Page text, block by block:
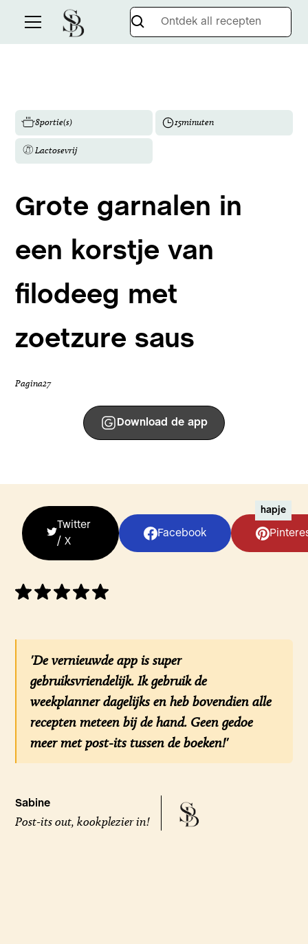
8portie(s) 15minuten
Lactosevrij
Grote garnalen in
een korstje van
filodeeg met
zoetzure saus
Pagina27
Download de app
Twitter
/ X
Facebook
hapje
'De vernieuwde app is super
gebruiksvriendelijk. Ik gebruik de
weekplanner dagelijks en heb bovendien alle
recepten meteen bij de hand. Geen gedoe
meer met post-its tussen de boeken!'
Sabine
Post-its out, kookplezier in!